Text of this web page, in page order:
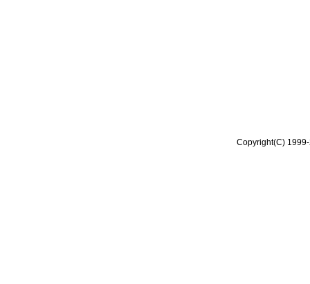
Copyright(C)